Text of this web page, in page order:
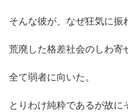
そんな彼が、なぜ狂気に振
荒廃した格差社会のしわ寄
全て弱者に向いた。
とりわけ純粋であるが故に